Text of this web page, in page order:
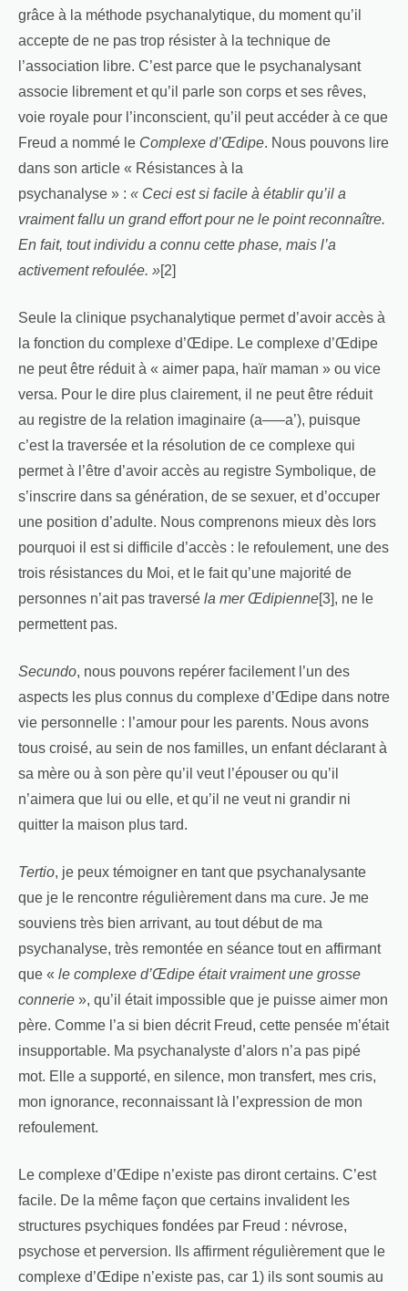
grâce à la méthode psychanalytique, du moment qu’il
accepte de ne pas trop résister à la technique de
l’association libre. C’est parce que le psychanalysant
associe librement et qu’il parle son corps et ses rêves,
voie royale pour l’inconscient, qu’il peut accéder à ce que
Freud a nommé le Complexe d’Œdipe. Nous pouvons lire
dans son article « Résistances à la
psychanalyse » : « Ceci est si facile à établir qu’il a
vraiment fallu un grand effort pour ne le point reconnaître.
En fait, tout individu a connu cette phase, mais l’a
activement refoulée. »[2]
Seule la clinique psychanalytique permet d’avoir accès à
la fonction du complexe d’Œdipe. Le complexe d’Œdipe
ne peut être réduit à « aimer papa, haïr maman » ou vice
versa. Pour le dire plus clairement, il ne peut être réduit
au registre de la relation imaginaire (a—–a’), puisque
c’est la traversée et la résolution de ce complexe qui
permet à l’être d’avoir accès au registre Symbolique, de
s’inscrire dans sa génération, de se sexuer, et d’occuper
une position d’adulte. Nous comprenons mieux dès lors
pourquoi il est si difficile d’accès : le refoulement, une des
trois résistances du Moi, et le fait qu’une majorité de
personnes n’ait pas traversé la mer Œdipienne[3], ne le
permettent pas.
Secundo, nous pouvons repérer facilement l’un des
aspects les plus connus du complexe d’Œdipe dans notre
vie personnelle : l’amour pour les parents. Nous avons
tous croisé, au sein de nos familles, un enfant déclarant à
sa mère ou à son père qu’il veut l’épouser ou qu’il
n’aimera que lui ou elle, et qu’il ne veut ni grandir ni
quitter la maison plus tard.
Tertio, je peux témoigner en tant que psychanalysante
que je le rencontre régulièrement dans ma cure. Je me
souviens très bien arrivant, au tout début de ma
psychanalyse, très remontée en séance tout en affirmant
que « le complexe d’Œdipe était vraiment une grosse
connerie », qu’il était impossible que je puisse aimer mon
père. Comme l’a si bien décrit Freud, cette pensée m’était
insupportable. Ma psychanalyste d’alors n’a pas pipé
mot. Elle a supporté, en silence, mon transfert, mes cris,
mon ignorance, reconnaissant là l’expression de mon
refoulement.
Le complexe d’Œdipe n’existe pas diront certains. C’est
facile. De la même façon que certains invalident les
structures psychiques fondées par Freud : névrose,
psychose et perversion. Ils affirment régulièrement que le
complexe d’Œdipe n’existe pas, car 1) ils sont soumis au